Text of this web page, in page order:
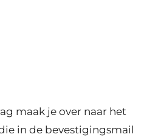
maak je over naar het
in de bevestigingsmail